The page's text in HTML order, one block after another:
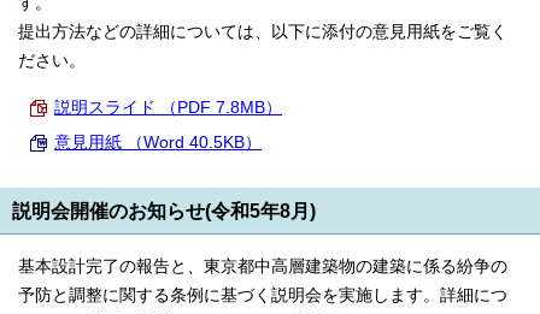
提出方法などの詳細については、以下に添付の意見用紙をご覧く
ださい。
説明スライド （PDF 7.8MB）
意見用紙 （Word 40.5KB）
説明会開催のお知らせ(令和5年8月)
基本設計完了の報告と、東京都中高層建築物の建築に係る紛争の
予防と調整に関する条例に基づく説明会を実施します。詳細につ